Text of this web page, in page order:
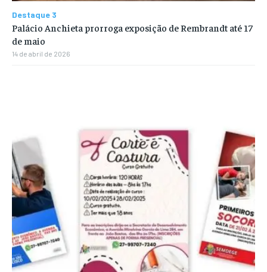
Destaque 3
Palácio Anchieta prorroga exposição de Rembrandt até 17
de maio
14 de abril de 2026